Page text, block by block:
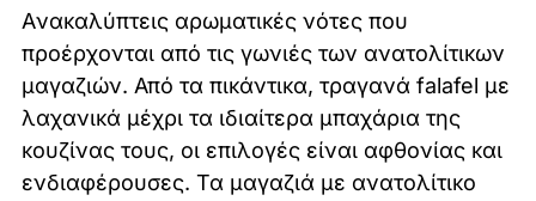
Aνακαλύπτεις αρωματικές νότες που
προέρχονται από τις γωνιές των ανατολίτικων
μαγαζιών. Από τα πικάντικα, τραγανά falafel με
λαχανικά μέχρι τα ιδιαίτερα μπαχάρια της
κουζίνας τους, οι επιλογές είναι αφθονίας και
ενδιαφέρουσες. Τα μαγαζιά με ανατολίτικο